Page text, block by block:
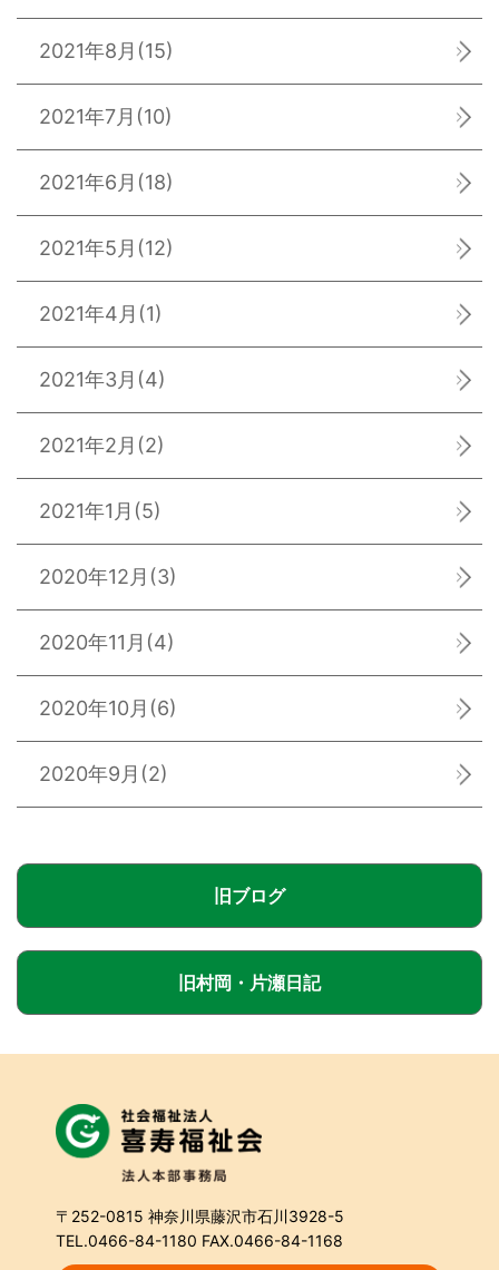
2021年8月 (15)
2021年7月 (10)
2021年6月 (18)
2021年5月 (12)
2021年4月 (1)
2021年3月 (4)
2021年2月 (2)
2021年1月 (5)
2020年12月 (3)
2020年11月 (4)
2020年10月 (6)
2020年9月 (2)
旧ブログ
旧村岡・片瀬日記
〒252-0815 神奈川県藤沢市石川3928-5
TEL.0466-84-1180 FAX.0466-84-1168